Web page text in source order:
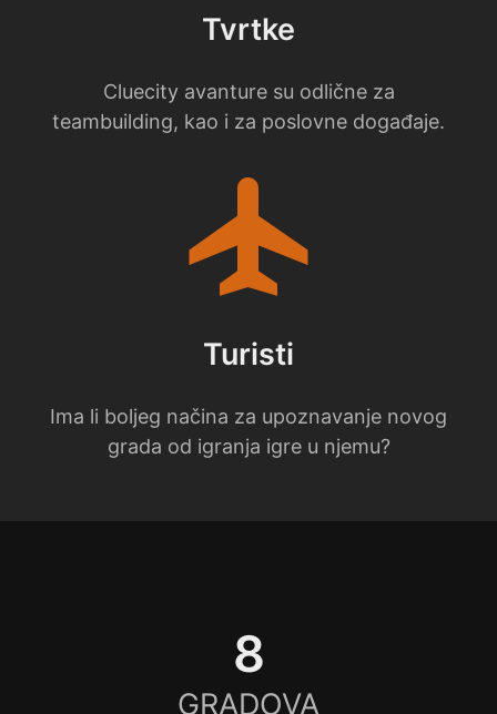
Tvrtke
Cluecity avanture su odlične za
teambuilding, kao i za poslovne događaje.
flight
Turisti
Ima li boljeg načina za upoznavanje novog
grada od igranja igre u njemu?
8
GRADOVA